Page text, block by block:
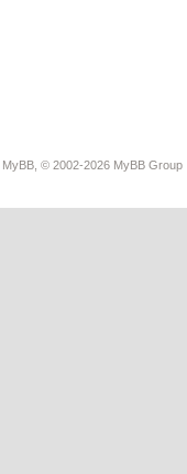
MyBB , © 2002-2026 MyBB Group